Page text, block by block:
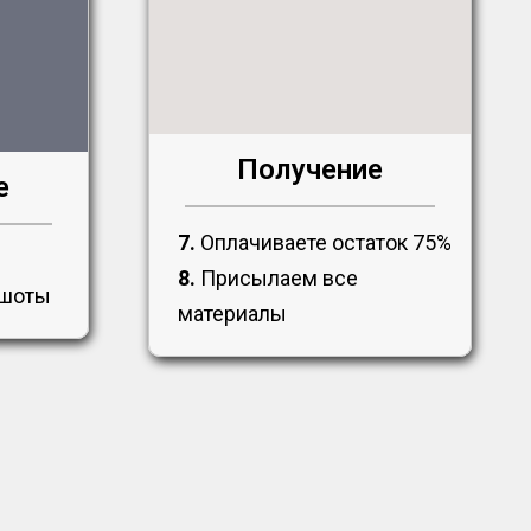
Получение
7. Оплачиваете остаток 75%
8. Присылаем все
материалы